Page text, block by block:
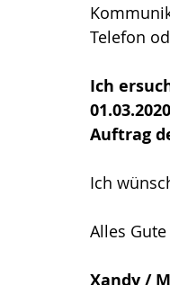
Telefon
Ich
Auftrag
Ich
Alles
Xandy /